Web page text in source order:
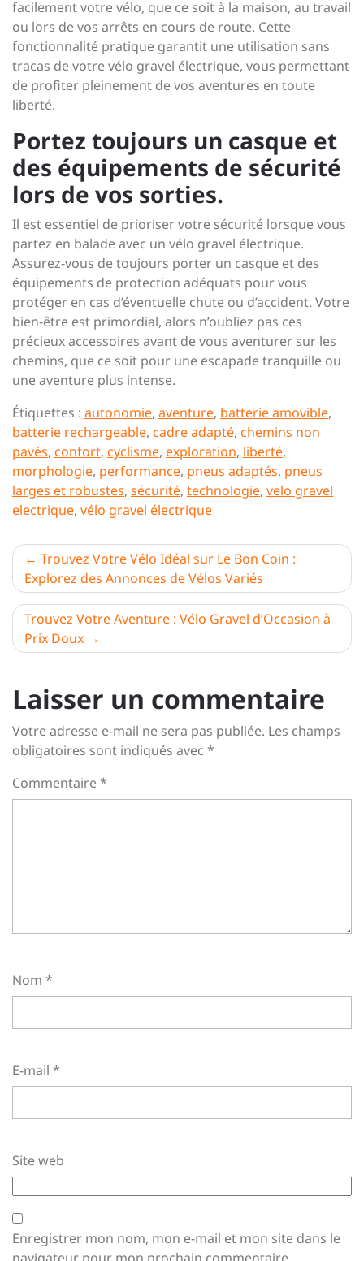
facilement votre vélo, que ce soit à la maison, au travail
ou lors de vos arrêts en cours de route. Cette
fonctionnalité pratique garantit une utilisation sans
tracas de votre vélo gravel électrique, vous permettant
de profiter pleinement de vos aventures en toute
liberté.
Portez toujours un casque et
des équipements de sécurité
lors de vos sorties.
Il est essentiel de prioriser votre sécurité lorsque vous
partez en balade avec un vélo gravel électrique.
Assurez-vous de toujours porter un casque et des
équipements de protection adéquats pour vous
protéger en cas d’éventuelle chute ou d’accident. Votre
bien-être est primordial, alors n’oubliez pas ces
précieux accessoires avant de vous aventurer sur les
chemins, que ce soit pour une escapade tranquille ou
une aventure plus intense.
Étiquettes : autonomie, aventure, batterie amovible,
batterie rechargeable, cadre adapté, chemins non
pavés, confort, cyclisme, exploration, liberté,
morphologie, performance, pneus adaptés, pneus
larges et robustes, sécurité, technologie, velo gravel
electrique, vélo gravel électrique
Navigation
de
l’article
Trouvez Votre Vélo Idéal sur Le Bon Coin :
Explorez des Annonces de Vélos Variés
Trouvez Votre Aventure : Vélo Gravel d’Occasion à
Prix Doux
Laisser un commentaire
Votre adresse e-mail ne sera pas publiée. Les champs
obligatoires sont indiqués avec *
Commentaire*
Nom *
E-mail *
Site web
Enregistrer mon nom, mon e-mail et mon site dans le